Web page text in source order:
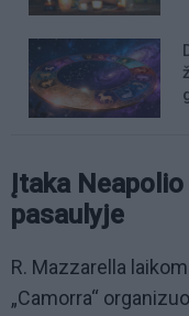
Įtaka
pasaulyje
R. Mazzarella
„Camorra“